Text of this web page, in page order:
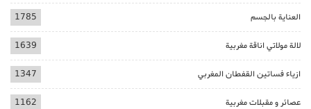
العناية بالجسم 1785
لالة مولاتي اناقة مغربية 1639
ازياء فساتين القفطان المغربي 1347
عصائر و مقبلات مغربية 1162